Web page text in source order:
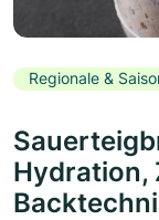
Regionale &
Hydration,